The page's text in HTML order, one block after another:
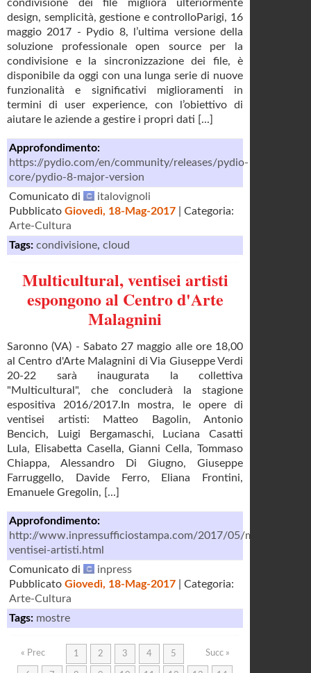
condivisione dei file migliora ulteriormente
design, semplicità, gestione e controlloParigi, 16
maggio 2017 - Pydio 8, l’ultima versione della
soluzione professionale open source per la
condivisione e la sincronizzazione dei file, è
disponibile da oggi con una lunga serie di nuove
funzionalità e significativi miglioramenti in
termini di user experience, con l’obiettivo di
aiutare le aziende a gestire i propri dati [...]
Approfondimento:
https://pydio.com/en/community/releases/pydio-
core/pydio-8-major-version
Comunicato di
italovignoli
Pubblicato Giovedì, 18-Mag-2017 | Categoria:
Arte-Cultura
Tags: condivisione, cloud
Multicultural, ventisei artisti
espongono al Centro d'Arte
Malagnini
Saronno (VA) - Sabato 27 maggio alle ore 18,00
al Centro d'Arte Malagnini di Via Giuseppe Verdi
20-22 sarà inaugurata la collettiva
"Multicultural", che concluderà la stagione
espositiva 2016/2017.In mostra, le opere di
ventisei artisti: Matteo Bagolin, Antonio
Bencich, Luigi Bergamaschi, Luciana Casatti
Lula, Elisabetta Casella, Gianni Cella, Tommaso
Chiappa, Alessandro Di Giugno, Giuseppe
Farruggello, Davide Ferro, Eliana Frontini,
Emanuele Gregolin, [...]
Approfondimento:
http://www.inpressufficiostampa.com/2017/05/multicultural-
ventisei-artisti.html
Comunicato di
inpress
Pubblicato Giovedì, 18-Mag-2017 | Categoria:
Arte-Cultura
Tags: mostre
« Prec Succ »
1 2 3 4 5